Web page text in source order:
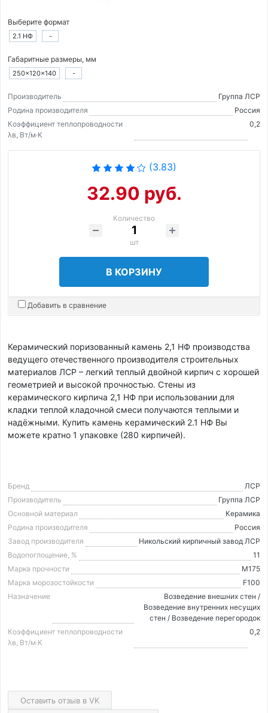
Выберите формат
2.1 НФ -
Габаритные размеры, мм
250×120×140 -
Производитель
Группа ЛСР
Родина производителя
Россия
Коэффициент теплопроводности
λв, Вт/м·K
0,2
(3.83)
32.90 руб.
Количество
шт
В КОРЗИНУ
Добавить в сравнение
Керамический поризованный камень 2,1 НФ производства
ведущего отечественного производителя строительных
материалов ЛСР – легкий теплый двойной кирпич с хорошей
геометрией и высокой прочностью. Стены из
керамического кирпича 2,1 НФ при использовании для
кладки теплой кладочной смеси получаются теплыми и
надёжными. Купить камень керамический 2.1 НФ Вы
можете кратно 1 упаковке (280 кирпичей).
Бренд
ЛСР
Производитель
Группа ЛСР
Основной материал
Керамика
Родина производителя
Россия
Завод производителя
Никольский кирпичный завод ЛСР
Водопоглощение, %
11
Марка прочности
М175
Марка морозостойкости
F100
Назначение
Возведение внешних стен /
Возведение внутренних несущих
стен / Возведение перегородок
Коэффициент теплопроводности
λв, Вт/м·K
0,2
Оставить отзыв в VK